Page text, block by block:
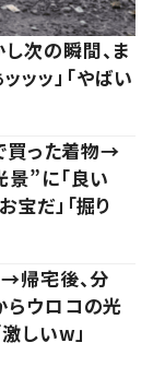
次の瞬間、ま
ッ」「やばい
買った着物→
”に「良い
宝だ」「掘り
→帰宅後、分
ウロコの光
しいw」